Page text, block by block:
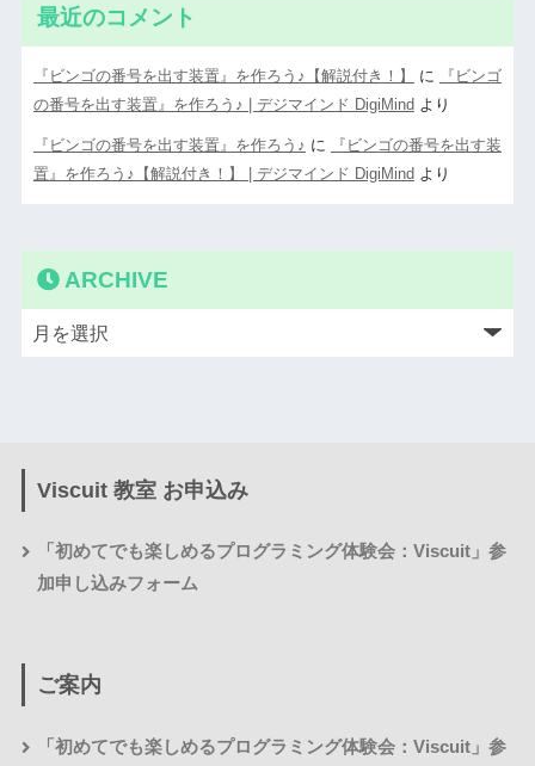
最近のコメント
『ビンゴの番号を出す装置』を作ろう♪【解説付き！】 に
『ビンゴ
の番号を出す装置』を作ろう♪ | デジマインド DigiMind より
『ビンゴの番号を出す装置』を作ろう♪ に
『ビンゴの番号を出す装
置』を作ろう♪【解説付き！】 | デジマインド DigiMind より
ARCHIVE
Viscuit 教室 お申込み
「初めてでも楽しめるプログラミング体験会：Viscuit」参
加申し込みフォーム
ご案内
「初めてでも楽しめるプログラミング体験会：Viscuit」参